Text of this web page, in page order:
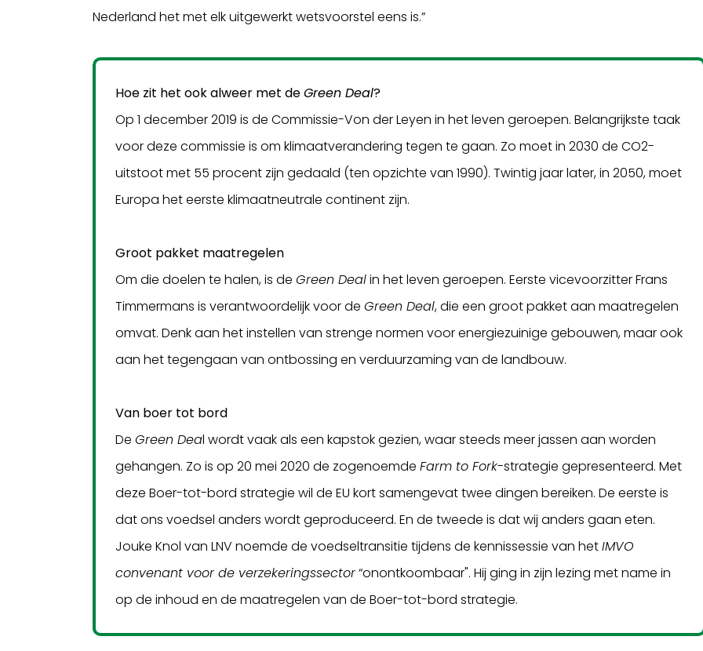
Nederland het met elk uitgewerkt wetsvoorstel eens is.”
Hoe zit het ook alweer met deGreen Deal?
Op 1 december 2019 is de Commissie-Von der Leyen in het leven geroepen. Belangrijkste taak
voor deze commissie is om klimaatverandering tegen te gaan. Zo moet in 2030 de CO2-
uitstoot met 55 procent zijn gedaald (ten opzichte van 1990). Twintig jaar later, in 2050, moet
Europa het eerste klimaatneutrale continent zijn.
Groot pakket maatregelen
Om die doelen te halen, is deGreen Dealin het leven geroepen. Eerste vicevoorzitter Frans
Timmermans is verantwoordelijk voor deGreen Deal, die een groot pakket aan maatregelen
omvat. Denk aan het instellen van strenge normen voor energiezuinige gebouwen, maar ook
aan het tegengaan van ontbossing en verduurzaming van de landbouw.
Van boer tot bord
DeGreen Deal wordt vaak als een kapstok gezien, waar steeds meer jassen aan worden
gehangen. Zo is op 20 mei 2020 de zogenoemdeFarm to Fork-strategie gepresenteerd. Met
deze Boer-tot-bord strategie wil de EU kort samengevat twee dingen bereiken. De eerste is
dat ons voedsel anders wordt geproduceerd. En de tweede is dat wij anders gaan eten.
Jouke Knol van LNV noemde de voedseltransitie tijdens de kennissessie van hetIMVO
convenant voor de verzekeringssector“onontkoombaar". Hij ging in zijn lezing met name in
op de inhoud en de maatregelen van de Boer-tot-bord strategie.